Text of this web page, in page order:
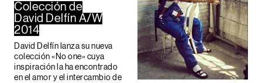
Colección de
David Delfín A/W
2014
David Delfín lanza su nueva
colección «No one» cuya
inspiración la ha encontrado
en el amor y el intercambio de